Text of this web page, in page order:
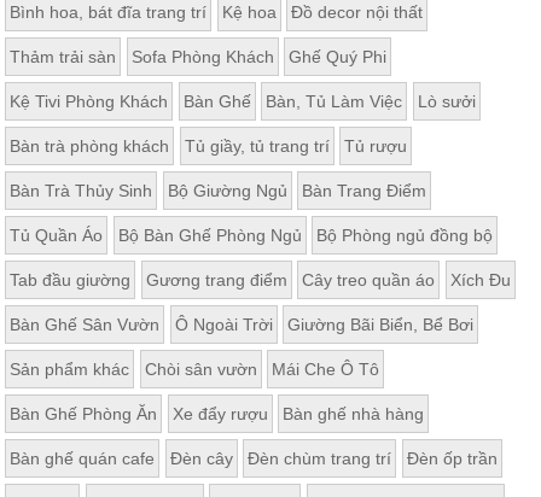
Bình hoa, bát đĩa trang trí Kệ hoa Đồ decor nội thất
Thảm trải sàn Sofa Phòng Khách Ghế Quý Phi
Kệ Tivi Phòng Khách Bàn Ghế Bàn, Tủ Làm Việc Lò sưởi
Bàn trà phòng khách Tủ giầy, tủ trang trí Tủ rượu
Bàn Trà Thủy Sinh Bộ Giường Ngủ Bàn Trang Điểm
Tủ Quần Áo Bộ Bàn Ghế Phòng Ngủ Bộ Phòng ngủ đồng bộ
Tab đầu giường Gương trang điểm Cây treo quần áo Xích Đu
Bàn Ghế Sân Vườn Ô Ngoài Trời Giường Bãi Biển, Bể Bơi
Sản phẩm khác Chòi sân vườn Mái Che Ô Tô
Bàn Ghế Phòng Ăn Xe đẩy rượu Bàn ghế nhà hàng
Bàn ghế quán cafe Đèn cây Đèn chùm trang trí Đèn ốp trần